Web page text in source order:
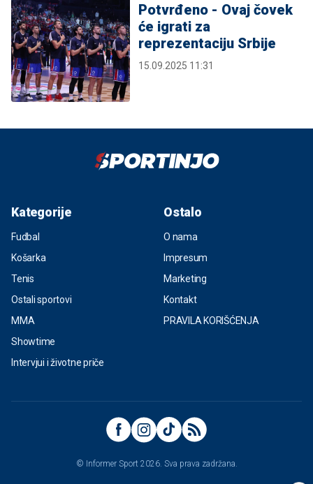
Potvrđeno - Ovaj čovek
će igrati za
reprezentaciju Srbije
15.09.2025 11:31
Kategorije
Fudbal
Košarka
Tenis
Ostali sportovi
MMA
Showtime
Intervjui i životne priče
Ostalo
O nama
Impresum
Marketing
Kontakt
PRAVILA KORIŠĆENJA
© Informer Sport 2026. Sva prava zadržana.